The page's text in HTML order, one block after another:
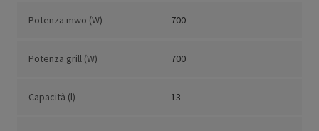
Potenza mwo (W) 700
Potenza grill (W) 700
Capacità (l) 13